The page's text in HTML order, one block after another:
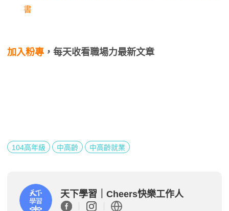
書
加入粉專 ，每天收看職場力最新文章
104高年級 中高齡 中高齡就業
天下學習｜Cheers快樂工作人